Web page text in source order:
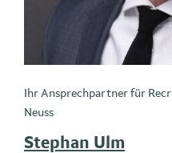
Ihr Ansprechpartner für
Neuss
Stephan Ulm